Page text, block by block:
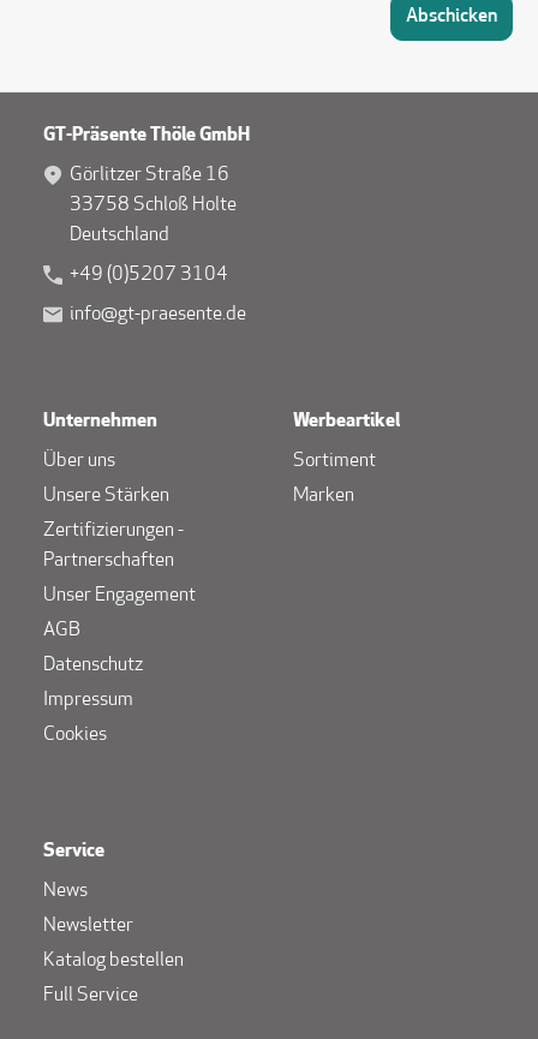
Abschicken
GT-Präsente Thöle GmbH
Görlitzer Straße 16
33758 Schloß Holte
Deutschland
+49 (0)5207 3104
info@gt-praesente.de
Unternehmen
Über uns
Unsere Stärken
Zertifizierungen -
Partnerschaften
Unser Engagement
AGB
Datenschutz
Impressum
Cookies
Werbeartikel
Sortiment
Marken
Service
News
Newsletter
Katalog bestellen
Full Service